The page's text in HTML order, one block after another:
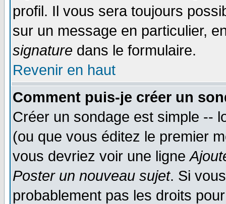
profil. Il vous sera toujours
sur un message en particulier,
signature dans le formulaire.
Revenir en haut
Comment puis-je créer un
Créer un sondage est simple --
(ou que vous éditez le premier
vous devriez voir une ligne
Poster un nouveau sujet. Si
probablement pas les droits